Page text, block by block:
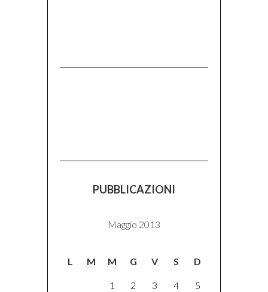
PUBBLICAZIONI
Maggio 2013
L M M G V S D
1 2 3 4 5